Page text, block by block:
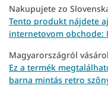
Nakupujete zo
Tento produkt nájdete
internetovom obchode:
Magyarországról
Ez a termék
barna mintás retro